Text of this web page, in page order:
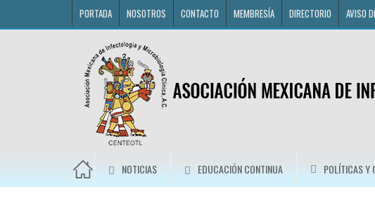
PORTADA NOSOTROS CONTACTO MEMBRESÍA DIRECTORIO AVISO
NOTICIAS EDUCACIÓN CONTINUA POLÍTICAS Y